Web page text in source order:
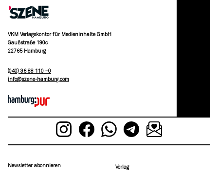
VKM Verlagskontor für Medieninhalte GmbH
Gaußstraße 190c
22765 Hamburg
(040) 36 88 110 –0
moc.grubmah-enezs@ofni
Newsletter abonnieren Verlag